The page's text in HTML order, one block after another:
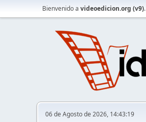
Bienvenido a videoedicion.org (v9).
06 de Agosto de 2026, 14:43:19